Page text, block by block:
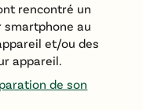
rencontré un
smartphone au
et/ou des
appareil.
de son